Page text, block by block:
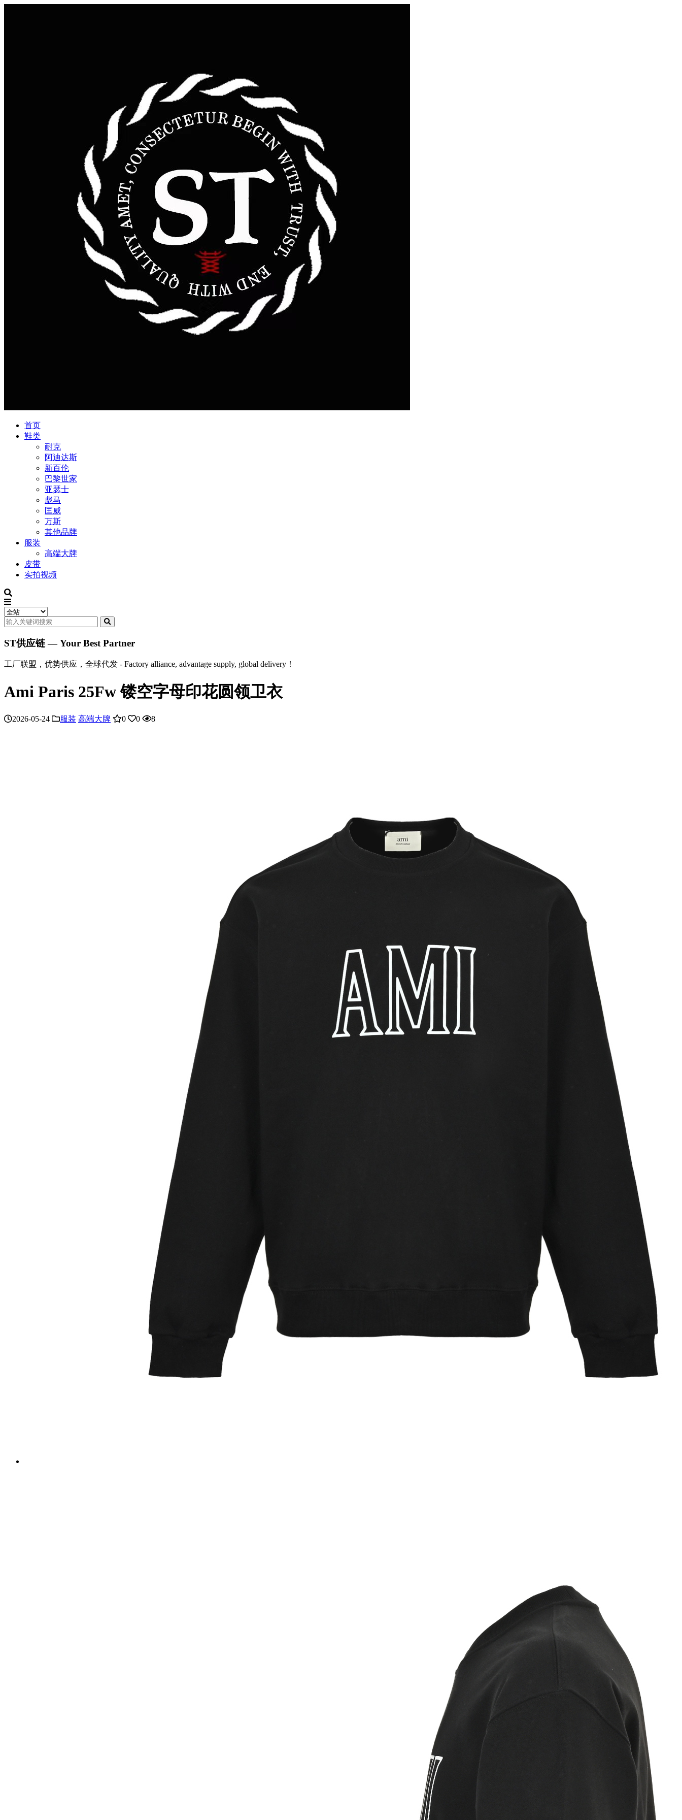
首页
鞋类
耐克
阿迪达斯
新百伦
巴黎世家
亚瑟士
彪马
匡威
万斯
其他品牌
服装
高端大牌
皮带
实拍视频
ST供应链 — Your Best Partner
工厂联盟，优势供应，全球代发 - Factory alliance, advantage supply, global delivery！
Ami Paris 25Fw 镂空字母印花圆领卫衣
2026-05-24 服装 高端大牌 0 0 8